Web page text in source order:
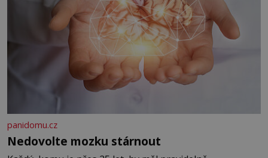
panidomu.cz
Nedovolte mozku stárnout